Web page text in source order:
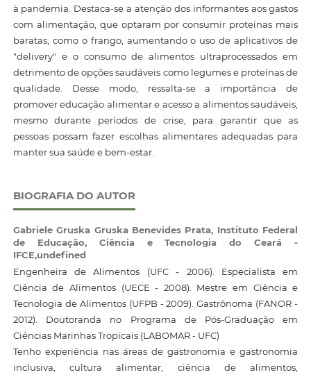
à pandemia. Destaca-se a atenção dos informantes aos gastos
com alimentação, que optaram por consumir proteínas mais
baratas, como o frango, aumentando o uso de aplicativos de
"delivery" e o consumo de alimentos ultraprocessados em
detrimento de opções saudáveis como legumes e proteínas de
qualidade. Desse modo, ressalta-se a importância de
promover educação alimentar e acesso a alimentos saudáveis,
mesmo durante períodos de crise, para garantir que as
pessoas possam fazer escolhas alimentares adequadas para
manter sua saúde e bem-estar.
BIOGRAFIA DO AUTOR
Gabriele Gruska Gruska Benevides Prata, Instituto Federal
de Educação, Ciência e Tecnologia do Ceará -
IFCE,undefined
Engenheira de Alimentos (UFC - 2006). Especialista em
Ciência de Alimentos (UECE - 2008). Mestre em Ciência e
Tecnologia de Alimentos (UFPB - 2009). Gastrônoma (FANOR -
2012). Doutoranda no Programa de Pós-Graduação em
Ciências Marinhas Tropicais (LABOMAR - UFC)
Tenho experiência nas áreas de gastronomia e gastronomia
inclusiva, cultura alimentar, ciência de alimentos,